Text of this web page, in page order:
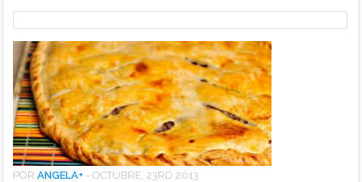
PORANGELA+ -OCTUBRE, 23RD 2013